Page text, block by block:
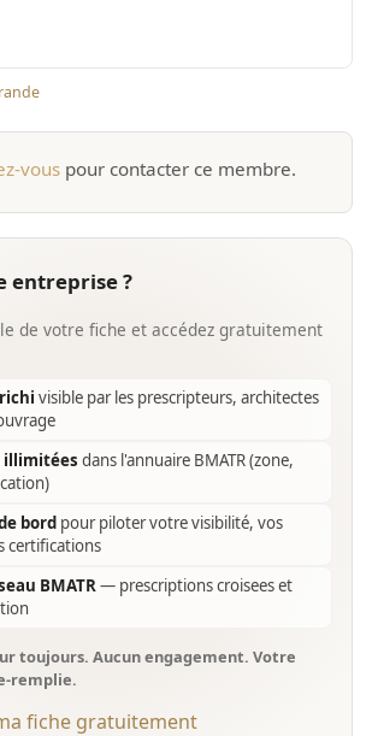
vous pour contacter ce membre.
entreprise ?
de votre fiche et accédez gratuitement
visible par les prescripteurs, architectes
illimitées dans l'annuaire BMATR (zone,
bord pour piloter votre visibilité, vos
certifications
BMATR— prescriptions croisees et
toujours. Aucun engagement. Votre
remplie.
fiche gratuitement